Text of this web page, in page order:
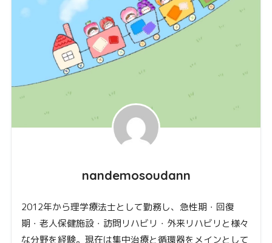
nandemosoudann
2012年から理学療法士として勤務し、急性期・回復
期・老人保健施設・訪問リハビリ・外来リハビリと様々
な分野を経験。現在は集中治療と循環器をメインとして